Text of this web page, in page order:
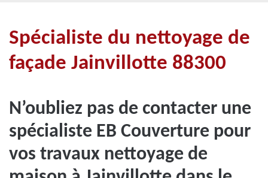
Spécialiste du nettoyage de
façade Jainvillotte 88300
N’oubliez pas de contacter une
spécialiste EB Couverture pour
vos travaux nettoyage de